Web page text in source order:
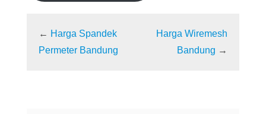
← Harga Spandek
Permeter Bandung
Harga Wiremesh
Bandung →